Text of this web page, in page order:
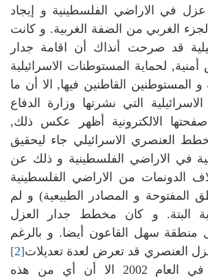
في الاراضي الفلسطينية و إيجاد
الغربي من الضفة الغربية. و كانت
قد صرحت أنذاك أن اقامة جدار
لحماية المستوطنات الاسرائيلية
المستوطنين القاطنين فيها, الا أن ما
التي نشرتها وزارة الدفاع
صفحتها الالكترونية أظهر عكس ذلك,
العنصري الاسرائيلي جاء ليحقيق
في الاراضي الفلسطينية و ذلك عن
الدونمات من الاراضي الفلسطينية
المفتوحة و المصادر الطبيعية) و لم
البتة. و كان مخطط جدار العزل
سهل القاعون أيضا. و بالرغم
العنصري قد تعرض لعدة تعديلات[2]
منذ الاعلان عنه في العام 2002 الا أن أي من هذه